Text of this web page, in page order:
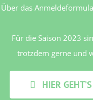
Über das
Für die Saison 2023
trotzdem gerne und
HIER